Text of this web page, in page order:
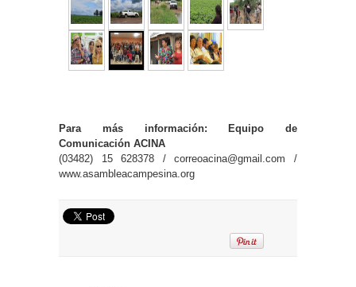
Para más información: Equipo de
Comunicación ACINA
(03482) 15 628378 / correoacina@gmail.com /
www.asambleacampesina.org